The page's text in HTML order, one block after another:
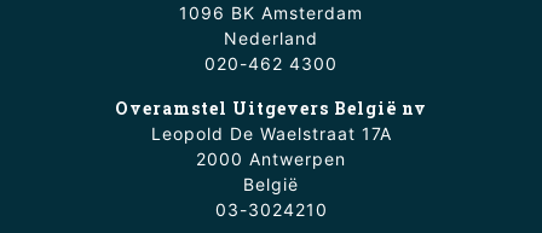
1096 BK Amsterdam
Nederland
020-462 4300
Overamstel Uitgevers België nv
Leopold De Waelstraat 17A
2000 Antwerpen
België
03-3024210